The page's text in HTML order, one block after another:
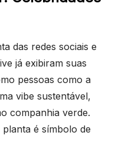
das redes sociais e
já exibiram suas
pessoas como a
vibe sustentável,
companhia verde.
é símbolo de